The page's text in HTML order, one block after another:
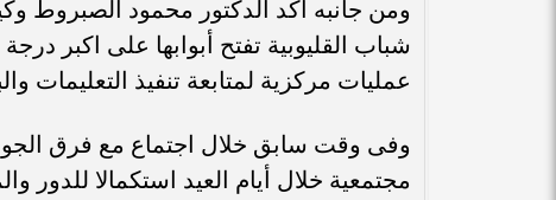
ومن جانبه أكد الدكتور محمود الصبروط
شباب القليوبية تفتح أبوابها على اكبر
عمليات مركزية لمتابعة تنفيذ التعليمات
وفى وقت سابق خلال اجتماع مع فرق
مجتمعية خلال أيام العيد استكمالا للدور